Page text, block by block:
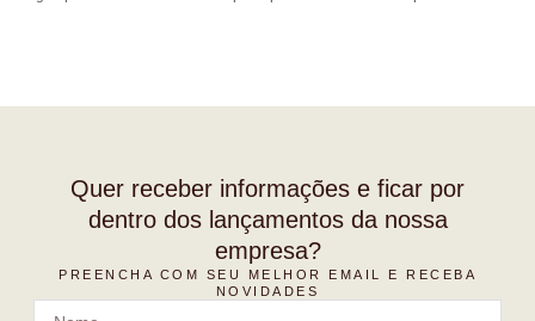
Quer receber informações e ficar por
dentro dos lançamentos da nossa
empresa?
PREENCHA COM SEU MELHOR EMAIL E RECEBA
NOVIDADES